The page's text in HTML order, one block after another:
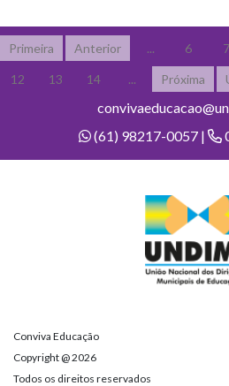
Primeira Anterior ... 6 7
12 13 14 ... Próxima
(61) 98217-0057 |
Conviva Educação
Copyright @ 2026
Todos os direitos reservados